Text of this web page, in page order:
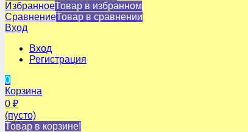
ИзбранноеТовар в избранном
СравнениеТовар в сравнении
Вход
Вход
Регистрация
0
Корзина
0 ₽
(пусто)
Товар в корзине!